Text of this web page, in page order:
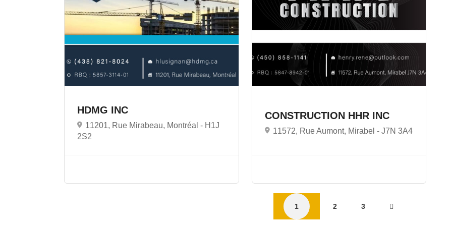
HDMG INC
11201, Rue Mirabeau, Montréal - H1J
2S2
CONSTRUCTION HHR INC
11572, Rue Aumont, Mirabel - J7N 3A4
1 2 3